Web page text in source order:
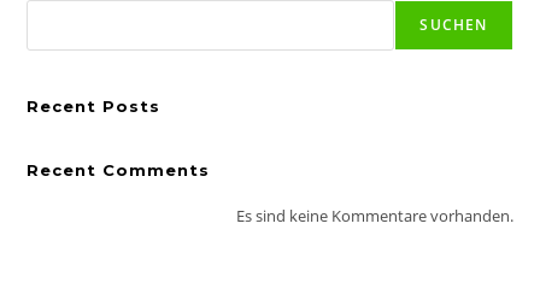
SUCHEN
Recent Posts
Recent Comments
Es sind keine Kommentare vorhanden.